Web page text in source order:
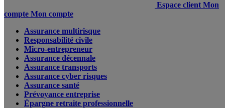
Espace client Mon
compte Mon compte
Assurance multirisque
Responsabilité civile
Micro-entrepreneur
Assurance décennale
Assurance transports
Assurance cyber risques
Assurance santé
Prévoyance entreprise
Épargne retraite professionnelle